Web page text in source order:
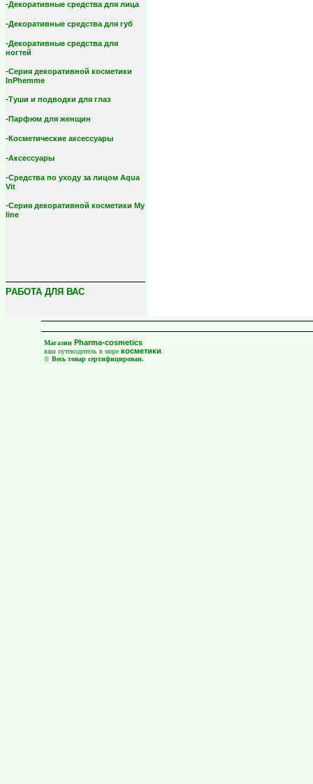
-Декоративные средства для лица
-Декоративные средства для губ
-Декоративные средства для
ногтей
-Серия декоративной косметики
InPhemme
-Туши и подводки для глаз
-Парфюм для женщин
-Косметические аксессуары
-Аксессуары
-Средства по уходу за лицом Aqua
Vit
-Серия декоративной косметики My
line
РАБОТА ДЛЯ ВАС
Магазин Pharma-cosmetics
ваш путеводитель в мире косметики
© Весь товар сертифицирован.